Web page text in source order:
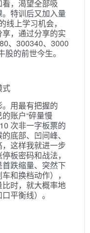
，渴望全部吸
特训后又加入量
线上学习机会，
，通过分享的实
、300340、3000
的前世今生。
式
用最有把握的
账户“碎量慢
次非一字板票的
底部、凹间峰、
这样我就进一步
板密码和战法，
跌缩量、突然下
和换档动作），
时，就大概率地
平衡线）。